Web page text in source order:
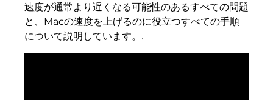
速度が通常より遅くなる可能性のあるすべての問題
と、Macの速度を上げるのに役立つすべての手順
について説明しています。.